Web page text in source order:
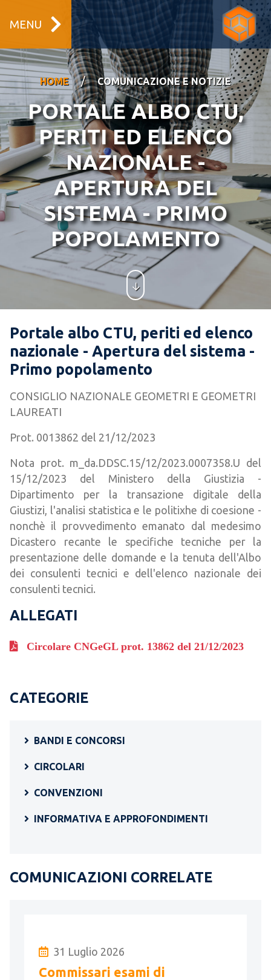
MENU
HOME / COMUNICAZIONE E NOTIZIE
PORTALE ALBO CTU,
PERITI ED ELENCO
NAZIONALE -
APERTURA DEL
SISTEMA - PRIMO
POPOLAMENTO
Portale albo CTU, periti ed elenco
nazionale - Apertura del sistema -
Primo popolamento
CONSIGLIO NAZIONALE GEOMETRI E GEOMETRI
LAUREATI
Prot. 0013862 del 21/12/2023
Nota prot. m_da.DDSC.15/12/2023.0007358.U del
15/12/2023 del Ministero della Giustizia -
Dipartimento per la transazione digitale della
Giustizi, l'analisi statistica e le politixhe di coesione -
nonchè il provvedimento emanato dal medesimo
Dicastero recante le specifiche tecniche per la
presentazione delle domande e la tenuta dell'Albo
dei consulenti tecnici e dell'elenco nazionale dei
consulenti tecnici.
ALLEGATI
Circolare CNGeGL prot. 13862 del 21/12/2023
CATEGORIE
BANDI E CONCORSI
CIRCOLARI
CONVENZIONI
INFORMATIVA E APPROFONDIMENTI
COMUNICAZIONI CORRELATE
31 Luglio 2026
Commissari esami di